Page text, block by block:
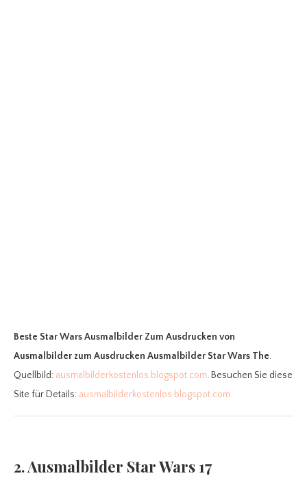
Beste Star Wars Ausmalbilder Zum Ausdrucken von
Ausmalbilder zum Ausdrucken Ausmalbilder Star Wars The.
Quellbild: ausmalbilderkostenlos.blogspot.com. Besuchen Sie diese
Site für Details: ausmalbilderkostenlos.blogspot.com
2. Ausmalbilder Star Wars 17